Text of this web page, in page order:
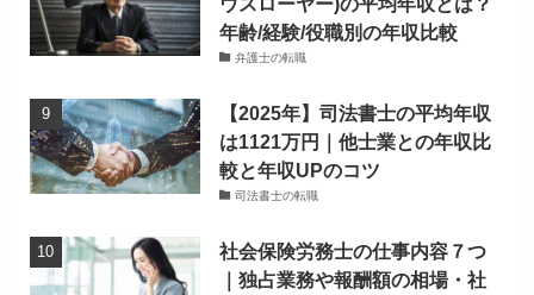
年齢/経験/役職別の年収比較
弁護士の転職
【2025年】司法書士の平均年収
は1121万円｜他士業との年収比
較と年収UPのコツ
司法書士の転職
社会保険労務士の仕事内容７つ
｜独占業務や報酬額の相場・社